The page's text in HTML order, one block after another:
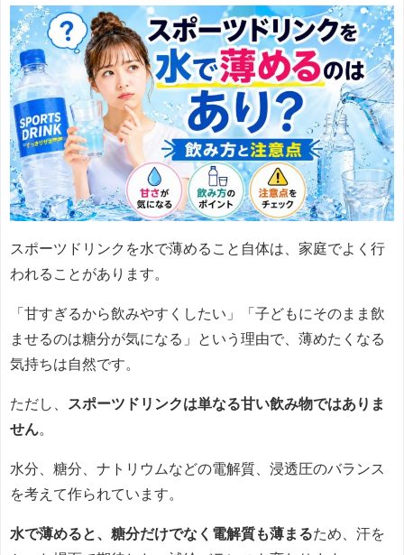
スポーツドリンクを水で薄めること自体は、家庭でよく行
われることがあります。
「甘すぎるから飲みやすくしたい」「子どもにそのまま飲
ませるのは糖分が気になる」という理由で、薄めたくなる
気持ちは自然です。
ただし、
スポーツドリンクは単なる甘い飲み物ではありま
せん。
水分、糖分、ナトリウムなどの電解質、浸透圧のバランス
を考えて作られています。
水で薄めると、糖分だけでなく電解質も薄まるため、汗を